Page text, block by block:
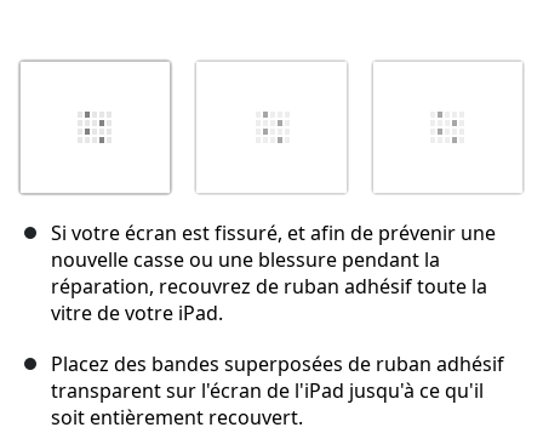
Si votre écran est fissuré, et afin de prévenir une
nouvelle casse ou une blessure pendant la
réparation, recouvrez de ruban adhésif toute la
vitre de votre iPad.
Placez des bandes superposées de ruban adhésif
transparent sur l'écran de l'iPad jusqu'à ce qu'il
soit entièrement recouvert.